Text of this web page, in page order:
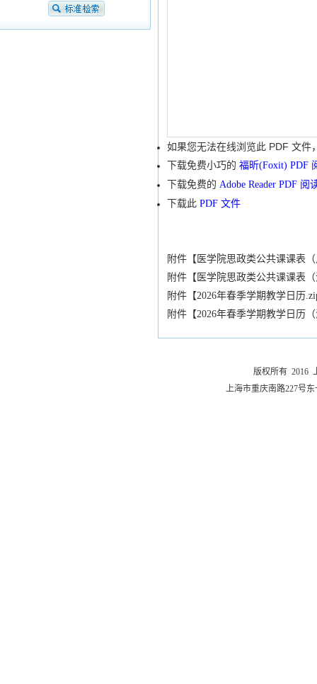
版权所有 2016
上海市重庆南路227号
如果您无法在线浏览此 PDF 文件
下载免费小巧的 福昕(Foxit) PDF
下载免费的 Adobe Reader PDF 阅
下载此 PDF 文件
附件【 医学院思政类公共课课表
附件【 医学院思政类公共课课表
附件【2026年春季学期教学日历
附件【2026年春季学期教学日历